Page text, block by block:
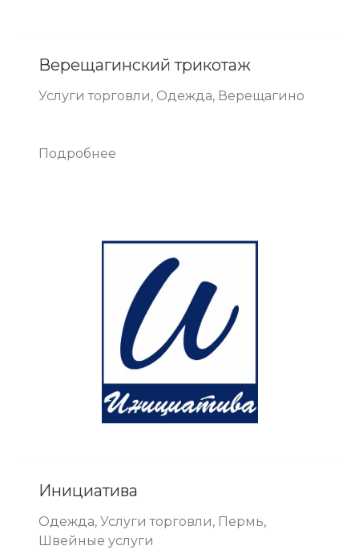
Верещагинский трикотаж
Услуги торговли, Одежда, Верещагино
Подробнее
Инициатива
Одежда, Услуги торговли, Пермь,
Швейные услуги